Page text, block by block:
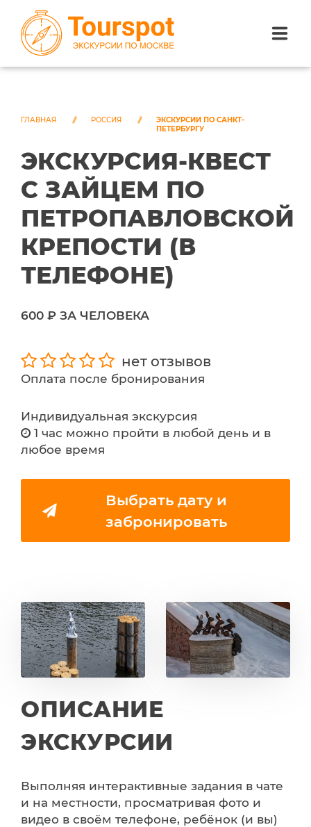
ЭКСКУРСИИ ПО МОСКВЕ
ЭКСКУРСИИ ПО СОЧИ
О НАС
ГЛАВНАЯ РОССИЯ
ЭКСКУРСИИ ПО САНКТ-
ПЕТЕРБУРГУ
ЭКСКУРСИЯ-КВЕСТ
С ЗАЙЦЕМ ПО
ПЕТРОПАВЛОВСКОЙ
КРЕПОСТИ (В
ТЕЛЕФОНЕ)
600 ₽ ЗА ЧЕЛОВЕКА
нет отзывов
Оплата после бронирования
Индивидуальная экскурсия
1 час можно пройти в любой день и в
любое время
Выбрать дату и
забронировать
ОПИСАНИЕ
ЭКСКУРСИИ
Выполняя интерактивные задания в чате
и на местности, просматривая фото и
видео в своём телефоне, ребёнок (и вы)